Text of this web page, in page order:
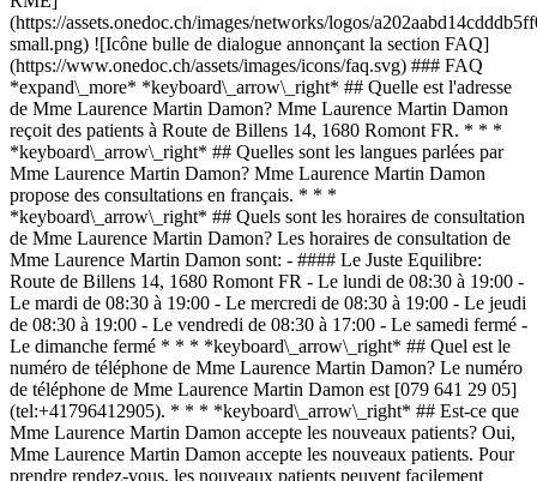
(https://assets.onedoc.ch/images/networks/logos/
small.png) ![Icône bulle de dialogue annonçant la section FAQ]
(https://www.onedoc.ch/assets/images/icons/faq.svg) ### FAQ
*expand\_more* *keyboard\_arrow\_right* ## Quelle est l'adresse
de Mme Laurence Martin Damon? Mme Laurence Martin Damon
reçoit des patients à Route de Billens 14, 1680 Romont FR. * * *
*keyboard\_arrow\_right* ## Quelles sont les langues parlées par
Mme Laurence Martin Damon? Mme Laurence Martin Damon
propose des consultations en français. * * *
*keyboard\_arrow\_right* ## Quels sont les horaires de consultation
de Mme Laurence Martin Damon? Les horaires de consultation de
Mme Laurence Martin Damon sont: - #### Le Juste Equilibre:
Route de Billens 14, 1680 Romont FR - Le lundi de 08:30 à 19:00 -
Le mardi de 08:30 à 19:00 - Le mercredi de 08:30 à 19:00 - Le jeudi
de 08:30 à 19:00 - Le vendredi de 08:30 à 17:00 - Le samedi fermé -
Le dimanche fermé * * * *keyboard\_arrow\_right* ## Quel est le
numéro de téléphone de Mme Laurence Martin Damon? Le numéro
de téléphone de Mme Laurence Martin Damon est [079 641 29 05]
(tel:+41796412905). * * * *keyboard\_arrow\_right* ## Est-ce que
Mme Laurence Martin Damon accepte les nouveaux patients? Oui,
Mme Laurence Martin Damon accepte les nouveaux patients. Pour
prendre rendez-vous, les nouveaux patients peuvent facilement